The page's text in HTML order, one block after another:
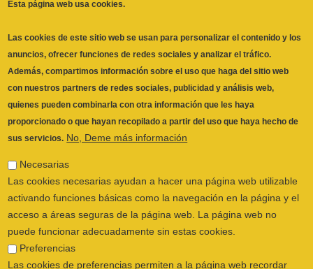
ILUSTRE COLEGIO OFICIAL DE
VALENCIANA
CALLE SAN VICENTE Nº 61,2º-2ª. CÓDIGO
POSTAL 46002 VALENCIA, ESPAÑA
POLÍTICA PRIVACIDAD
AVISO LEGAL
INFORMANTE
anuncios, ofrecer funciones de redes sociales y analizar el tráfico.
con nuestros partners de redes sociales, publicidad y análisis web,
quienes pueden combinarla con otra información que les haya
proporcionado o que hayan recopilado a partir del uso que haya hecho de
sus servicios. No, Deme más información
Necesarias
Las cookies necesarias ayudan a hacer una página web utilizable
acceso a áreas seguras de la página web. La página web no
puede funcionar adecuadamente sin estas cookies.
Preferencias
Las cookies de preferencias permiten a la página web recordar
información que cambia la forma en que la página se comporta o
el aspecto que tiene, como su idioma preferido o la región en la